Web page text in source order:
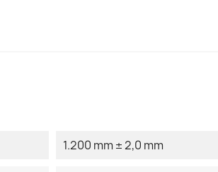
1.200 mm ± 2,0 mm